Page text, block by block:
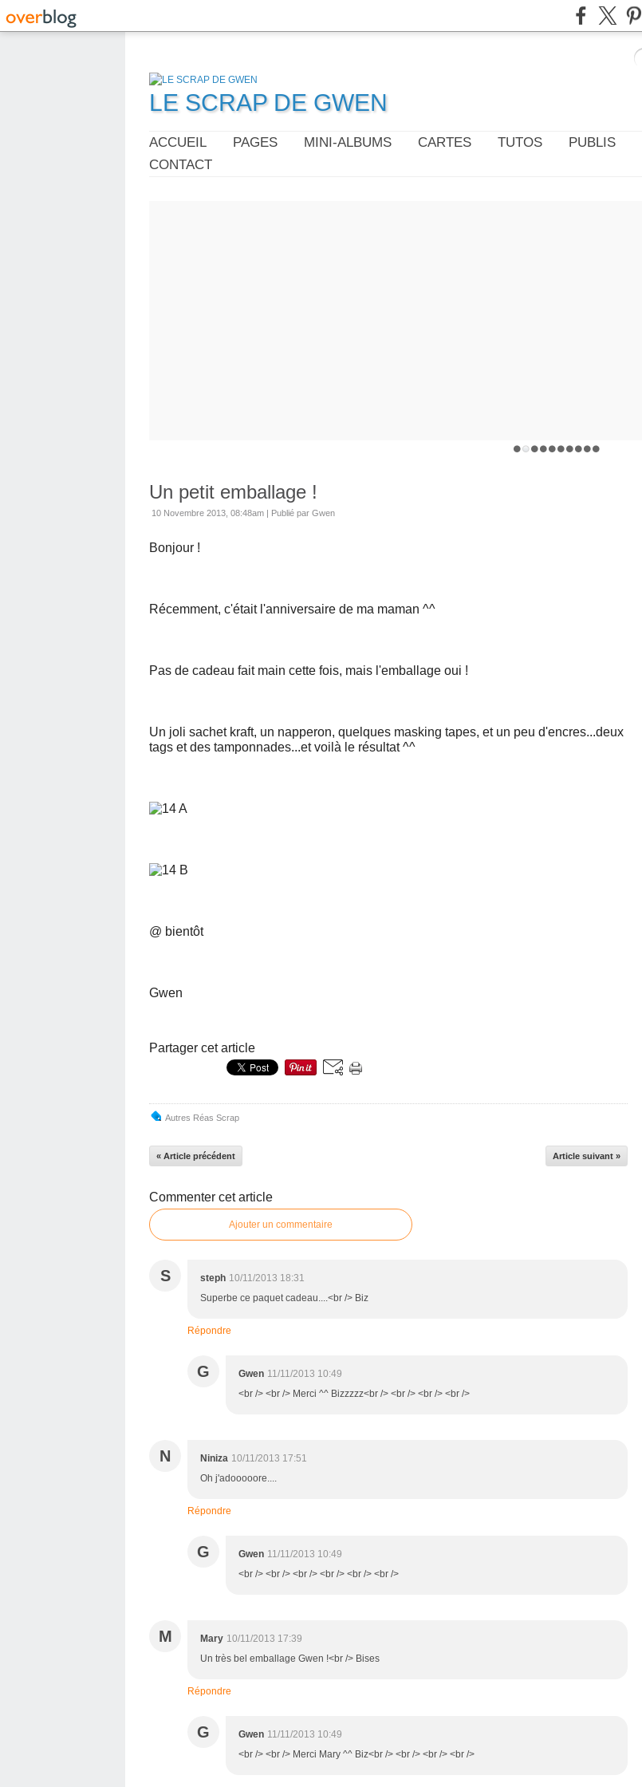
LE SCRAP DE GWEN
ACCUEIL PAGES MINI-ALBUMS CARTES TUTOS PUBLIS
CONTACT
Un petit emballage !
10 Novembre 2013, 08:48am | Publié par Gwen
Bonjour !
Récemment, c'était l'anniversaire de ma maman ^^
Pas de cadeau fait main cette fois, mais l'emballage oui !
Un joli sachet kraft, un napperon, quelques masking tapes, et un peu d'encres...deux
tags et des tamponnades...et voilà le résultat ^^
@ bientôt
Gwen
Partager cet article
Autres Réas Scrap
« Article précédent Article suivant »
Commenter cet article
Ajouter un commentaire
S steph 10/11/2013 18:31
Superbe ce paquet cadeau....<br /> Biz
Répondre
G Gwen 11/11/2013 10:49
<br /> <br /> Merci ^^ Bizzzzz<br /> <br /> <br /> <br />
N Niniza 10/11/2013 17:51
Oh j'adooooore....
Répondre
G Gwen 11/11/2013 10:49
<br /> <br /> <br /> <br /> <br /> <br />
M Mary 10/11/2013 17:39
Un très bel emballage Gwen !<br /> Bises
Répondre
G Gwen 11/11/2013 10:49
<br /> <br /> Merci Mary ^^ Biz<br /> <br /> <br /> <br />